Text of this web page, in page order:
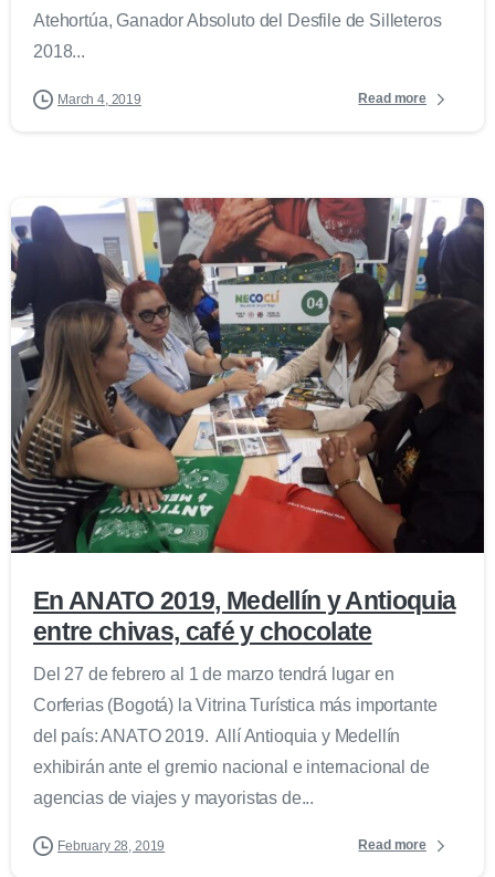
Atehortúa, Ganador Absoluto del Desfile de Silleteros
2018...
March 4, 2019 Read more
En ANATO 2019, Medellín y Antioquia
entre chivas, café y chocolate
Del 27 de febrero al 1 de marzo tendrá lugar en
Corferias (Bogotá) la Vitrina Turística más importante
del país: ANATO 2019. Allí Antioquia y Medellín
exhibirán ante el gremio nacional e internacional de
agencias de viajes y mayoristas de...
February 28, 2019 Read more